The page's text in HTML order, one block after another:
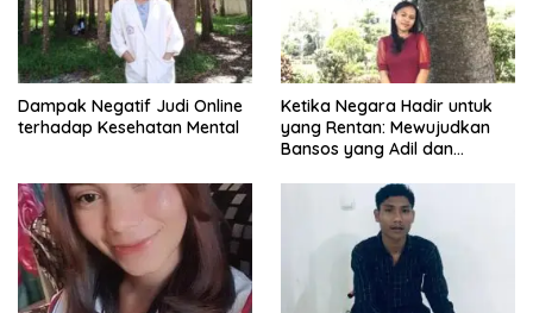
Dampak Negatif Judi Online
terhadap Kesehatan Mental
Ketika Negara Hadir untuk
yang Rentan: Mewujudkan
Bansos yang Adil dan